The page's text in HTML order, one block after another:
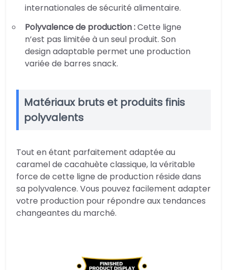
internationales de sécurité alimentaire.
Polyvalence de production :Cette ligne
n’est pas limitée à un seul produit. Son
design adaptable permet une production
variée de barres snack.
Matériaux bruts et produits finis
polyvalents
Tout en étant parfaitement adaptée au
caramel de cacahuète classique, la véritable
force de cette ligne de production réside dans
sa polyvalence. Vous pouvez facilement adapter
votre production pour répondre aux tendances
changeantes du marché.